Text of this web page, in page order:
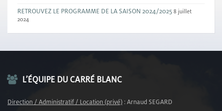
RETROUVEZ LE PROGRAMME DE LA SAISON 2024/2025 8 juillet
2024
L’ÉQUIPE DU CARRÉ BLANC
Direction / Administratif / Location (privé) : Arnaud SEGARD